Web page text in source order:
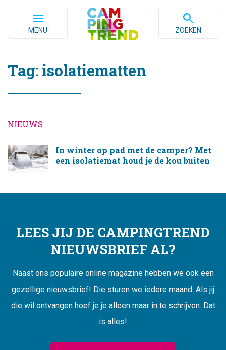
MENU ZOEKEN
Tag: isolatiematten
NIEUWS
In winter op pad met de camper? Met
een isolatiemat houd je de kou buiten
LEES JIJ DE CAMPINGTREND
NIEUWSBRIEF AL?
Naast ons populaire online magazine hebben we ook een
gezellige nieuwsbrief! Die sturen we iedere maand. Als jij
die wil ontvangen hoef je je alleen maar in te schrijven. Dat
is alles!